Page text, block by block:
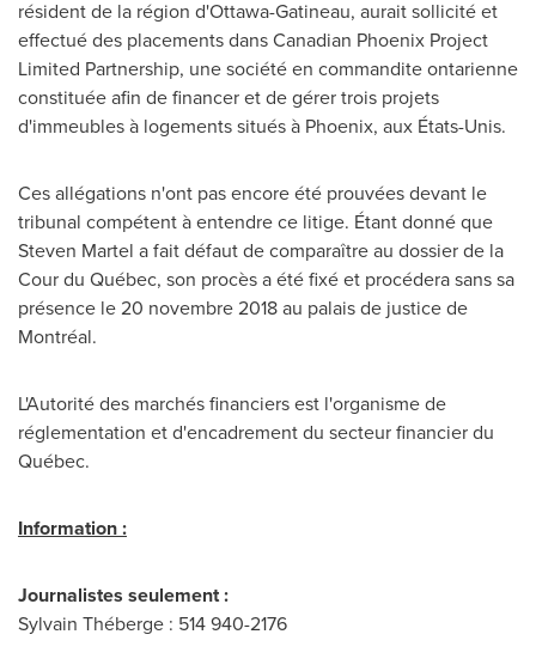
résident de la région d'Ottawa-Gatineau, aurait sollicité et
effectué des placements dans Canadian Phoenix Project
Limited Partnership, une société en commandite ontarienne
constituée afin de financer et de gérer trois projets
d'immeubles à logements situés à Phoenix, aux États-Unis.
Ces allégations n'ont pas encore été prouvées devant le
tribunal compétent à entendre ce litige. Étant donné que
Steven Martel a fait défaut de comparaître au dossier de la
Cour du Québec, son procès a été fixé et procédera sans sa
présence le 20 novembre 2018 au palais de justice de
Montréal.
L'Autorité des marchés financiers est l'organisme de
réglementation et d'encadrement du secteur financier du
Québec.
Information :
Journalistes seulement :
Sylvain Théberge : 514 940-2176